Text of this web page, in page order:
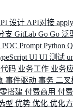
设计 API对接 apply
支 GitLab Go Go 泛
POC Prompt Python
UI UI 测试
码 业务工作 业务
事件驱动 事务 二叉
搭建 付费商用 付
型 优势 优化 优化